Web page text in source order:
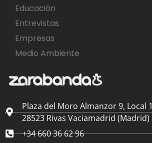
Educación
Entrevistas
Empresas
Medio Ambiente
Plaza del Moro Almanzor 9, Local 1
28523 Rivas Vaciamadrid (Madrid)
+34 660 36 62 96